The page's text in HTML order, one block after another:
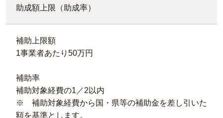
助成額上限（助成率）
補助上限額
1事業者あたり50万円
補助率
補助対象経費の1／2以内
※ 補助対象経費から国・県等の補助金を差し引いた
額を基準とします。